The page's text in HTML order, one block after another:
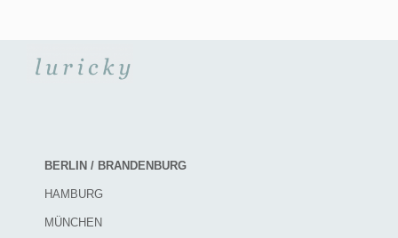
BERLIN / BRANDENBURG
HAMBURG
MÜNCHEN